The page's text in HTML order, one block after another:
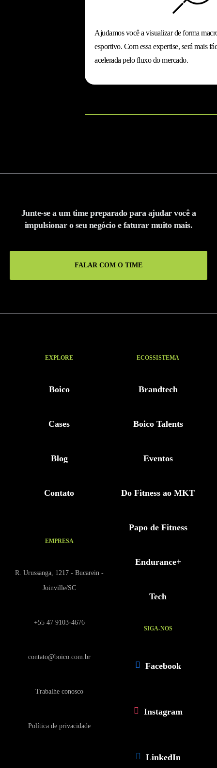
Ajudamos você a visualizar de forma
esportivo. Com essa expertise, será mais
acelerada pelo fluxo do mercado.
Junte-se a um time preparado para ajudar você a
impulsionar o seu negócio e faturar muito mais.
FALAR COM O TIME
EXPLORE
Boico
Cases
Blog
Contato
ECOSSISTEMA
Brandtech
Boico Talents
Eventos
Do Fitness ao MKT
Papo de Fitness
Endurance+
Tech
EMPRESA
R. Urussanga, 1217 - Bucarein -
Joinville/SC
+55 47 9103-4676
contato@boico.com.br
Trabalhe conosco
Política de privacidade
SIGA-NOS
Facebook
Instagram
LinkedIn